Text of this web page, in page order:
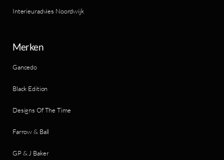
Interieuradvies Noordwijk
Merken
Gancedo
Black Edition
Designs Of The Time
Farrow & Ball
GP & J Baker